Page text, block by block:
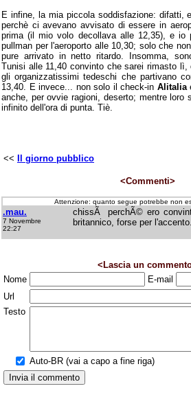
E infine, la mia piccola soddisfazione: difatti,
perchè ci avevano avvisato di essere in
prima (il mio volo decollava alle 12,35), e io
pullman per l'aeroporto alle 10,30; solo che
pure arrivato in netto ritardo. Insomma,
Tunisi alle 11,40 convinto che sarei rimasto
gli organizzatissimi tedeschi che partivano
13,40. E invece... non solo il check-in Alitalia
anche, per ovvie ragioni, deserto; mentre loro
infinito dell'ora di punta. Tiè.
<< Il giorno pubblico
<Commenti>
Attenzione: quanto segue potrebbe non
.mau.
7 Novembre
22:27
chissÃ perchÃ© ero
britannico, forse per
<Lascia un
Nome
E-mail
Url
Testo
Auto-BR (vai a capo a fine riga)